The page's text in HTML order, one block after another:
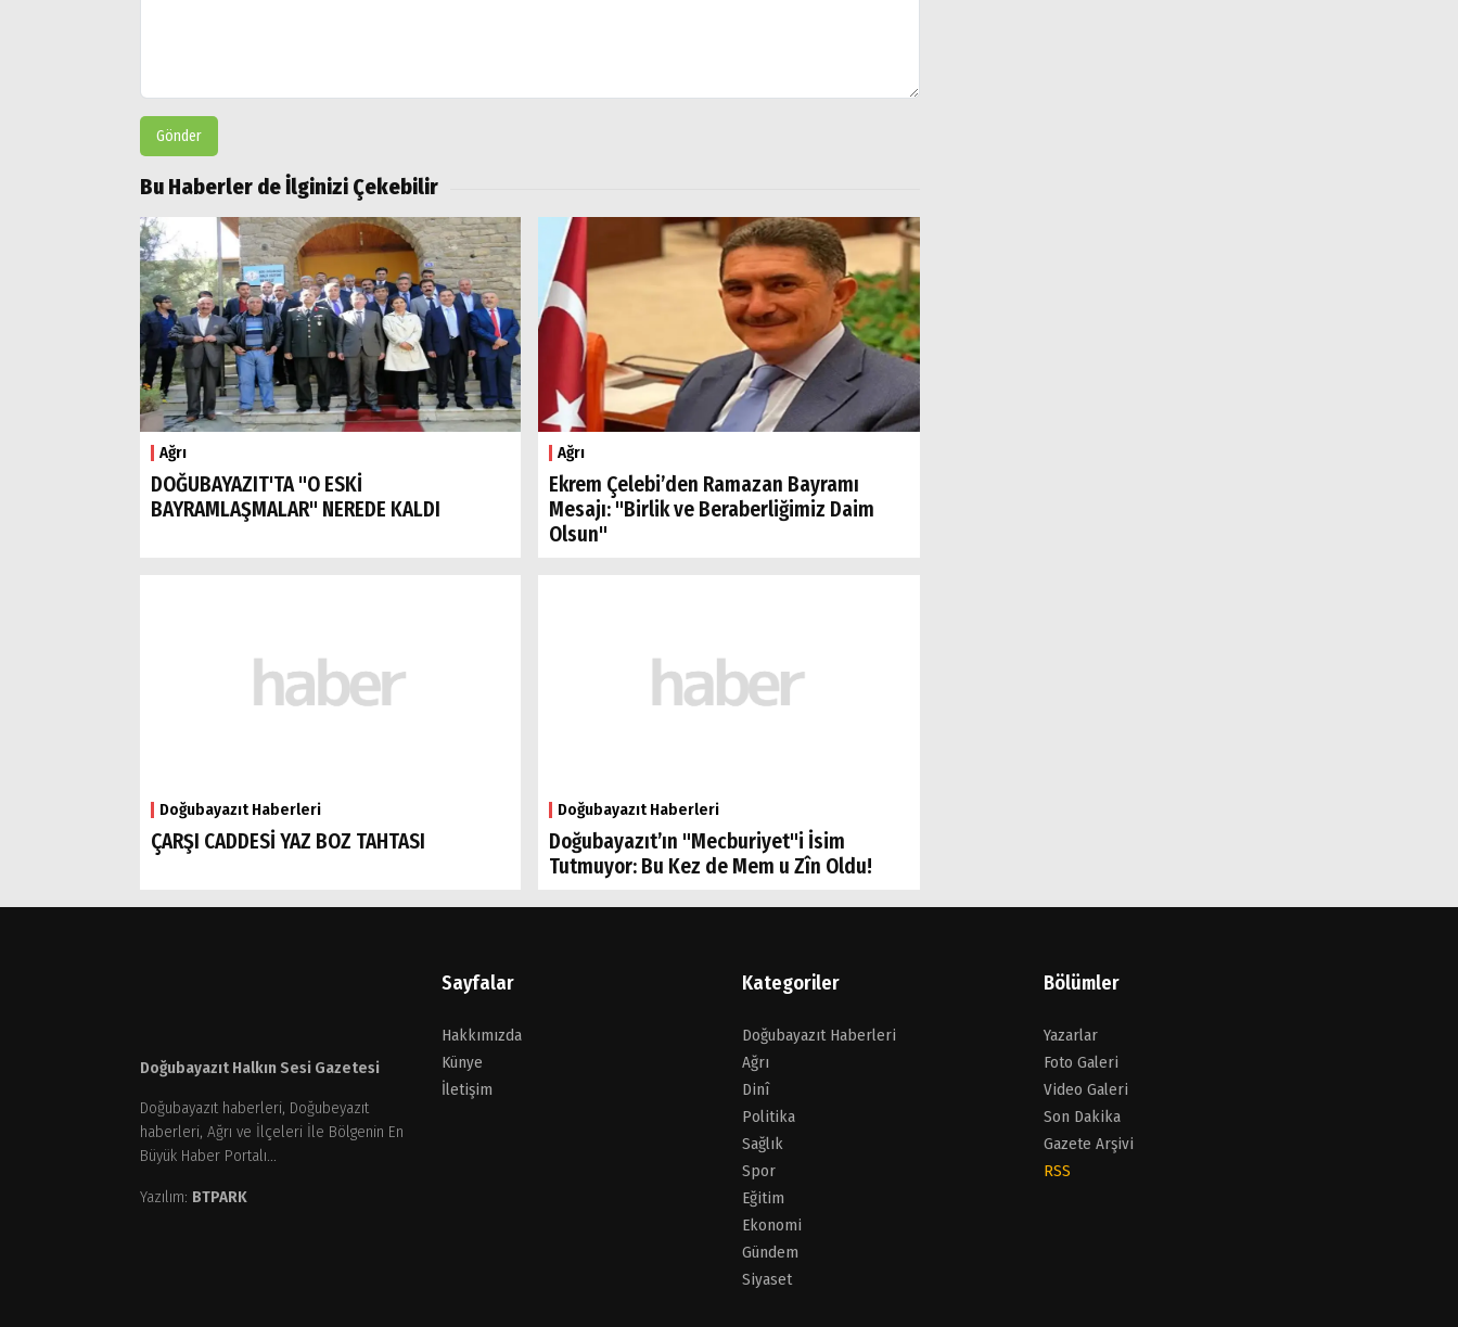
Gönder
Bu Haberler de İlginizi Çekebilir
Ağrı
DOĞUBAYAZIT'TA "O ESKİ
BAYRAMLAŞMALAR" NEREDE KALDI
Ağrı
Ekrem Çelebi’den Ramazan Bayramı
Mesajı: "Birlik ve Beraberliğimiz Daim
Olsun"
Doğubayazıt Haberleri
ÇARŞI CADDESİ YAZ BOZ TAHTASI
Doğubayazıt Haberleri
Doğubayazıt’ın "Mecburiyet"i İsim
Tutmuyor: Bu Kez de Mem u Zîn Oldu!
Doğubayazıt Halkın Sesi Gazetesi
Doğubayazıt haberleri, Doğubeyazıt
haberleri, Ağrı ve İlçeleri İle Bölgenin En
Büyük Haber Portalı...
Yazılım: BTPARK
Sayfalar
Hakkımızda
Künye
İletişim
Kategoriler
Doğubayazıt Haberleri
Ağrı
Dinî
Politika
Sağlık
Spor
Eğitim
Ekonomi
Gündem
Siyaset
Bölümler
Yazarlar
Foto Galeri
Video Galeri
Son Dakika
Gazete Arşivi
RSS